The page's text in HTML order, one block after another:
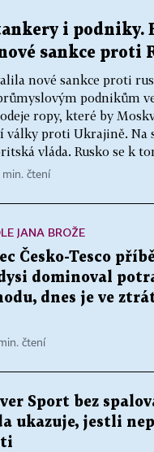
i podniky.
sankce proti
nové sankce proti
podnikům
ropy, které by
války proti Ukrajině. Na
vláda. Rusko se k
min. čtení
JANA BROŽE
Česko-Tesco
dominoval
dnes je ve
čtení
Sport bez
ukazuje, jestli